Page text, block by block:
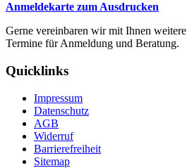
Anmeldekarte zum Ausdrucken
Gerne vereinbaren wir mit Ihnen weitere
Termine für Anmeldung und Beratung.
Quicklinks
Impressum
Datenschutz
AGB
Widerruf
Barrierefreiheit
Sitemap